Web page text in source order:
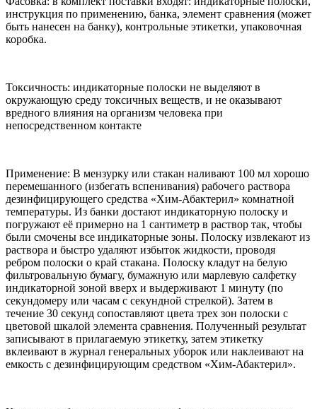
инструкция по применению, банка, элемент сравнения (может
быть нанесен на банку), контрольные этикетки, упаковочная
коробка.
Токсичность: индикаторные полоски не выделяют в
окружающую среду токсичных веществ, и не оказывают
вредного влияния на организм человека при
непосредственном контакте
Применение: В мензурку или стакан наливают 100 мл хорошо
перемешанного (избегать вспенивания) рабочего раствора
дезинфицирующего средства «Хим-Абактерил» комнатной
температуры. Из банки достают индикаторную полоску и
погружают её примерно на 1 сантиметр в раствор так, чтобы
были смочены все индикаторные зоны. Полоску извлекают из
раствора и быстро удаляют избыток жидкости, проводя
ребром полоски о край стакана. Полоску кладут на белую
фильтровальную бумагу, бумажную или марлевую салфетку
индикаторной зоной вверх и выдерживают 1 минуту (по
секундомеру или часам с секундной стрелкой). Затем в
течение 30 секунд сопоставляют цвета трех зон полоски с
цветовой шкалой элемента сравнения. Полученный результат
записывают в прилагаемую этикетку, затем этикетку
вклеивают в журнал генеральных уборок или наклеивают на
емкость с дезинфицирующим средством «Хим-Абактерил».